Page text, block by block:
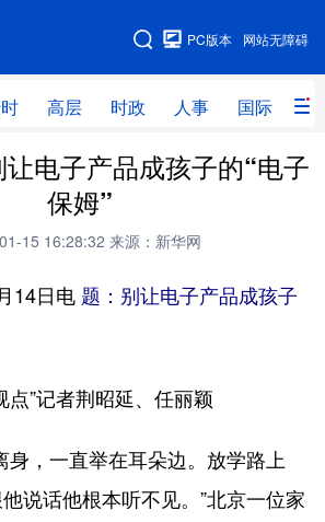
网站无障碍
PC版本
高层 时政 人事 国际 财
网站地图
高层 时政 人事
全球连线
科创 量子 体育
视频 图片
人居 信息化 数字经济
电子产品成孩子的“电子
保姆”
15 16:28:32 来源：新华网
日电 题：别让电子产品成孩子
”记者荆昭延、任丽颖
，一直举在耳朵边。放学路上
说话他根本听不见。”北京一位家